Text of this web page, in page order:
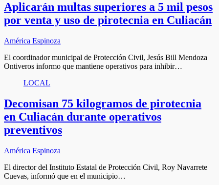
Aplicarán multas superiores a 5 mil pesos
por venta y uso de pirotecnia en Culiacán
América Espinoza
El coordinador municipal de Protección Civil, Jesús Bill Mendoza
Ontiveros informo que mantiene operativos para inhibir…
LOCAL
Decomisan 75 kilogramos de pirotecnia
en Culiacán durante operativos
preventivos
América Espinoza
El director del Instituto Estatal de Protección Civil, Roy Navarrete
Cuevas, informó que en el municipio…